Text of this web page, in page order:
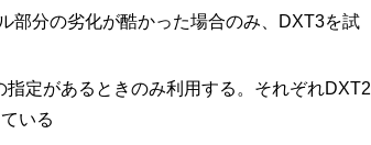
部分の劣化が酷かった場合のみ、DXT3を試
定があるときのみ利用する。それぞれDXT2
いる